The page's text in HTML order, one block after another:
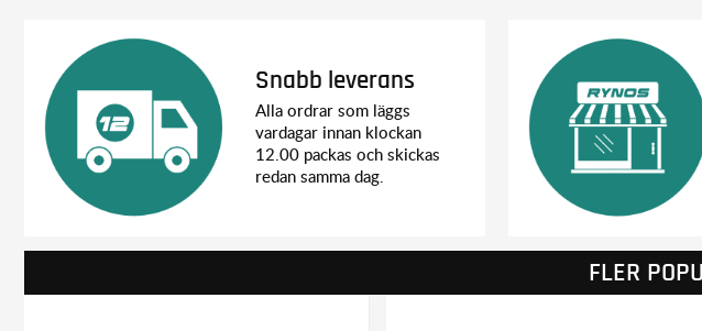
Snabb leverans
Alla ordrar som läggs
vardagar innan klockan
12.00 packas och skickas
redan samma dag.
FLER